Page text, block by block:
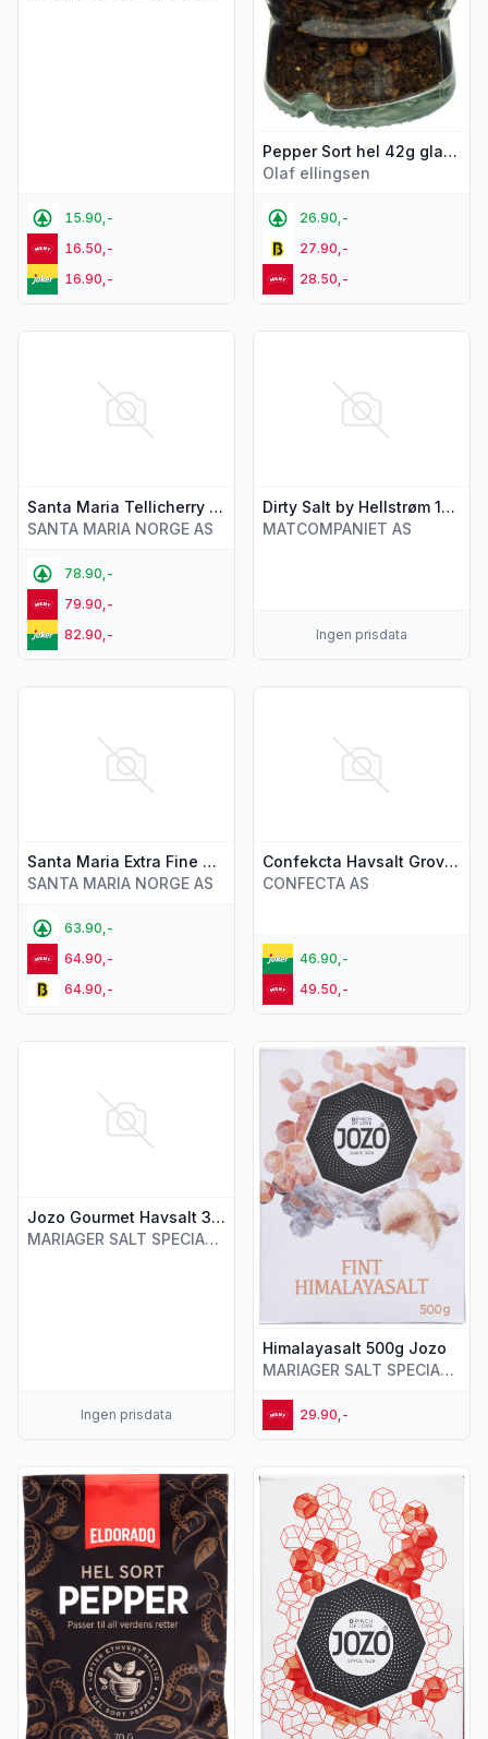
15.90,-
16.50,-
16.90,-
Pepper Sort hel 42g glass Hindu
Olaf ellingsen
26.90,-
27.90,-
28.50,-
Santa Maria Tellicherry Pepper 70g
SANTA MARIA NORGE AS
78.90,-
79.90,-
82.90,-
Dirty Salt by Hellstrøm 120 g
MATCOMPANIET AS
Ingen prisdata
Santa Maria Extra Fine Selection Rock Salt 140g
SANTA MARIA NORGE AS
63.90,-
64.90,-
64.90,-
Confekcta Havsalt Grovt 700g
CONFECTA AS
46.90,-
49.50,-
Jozo Gourmet Havsalt 300g
MARIAGER SALT SPECIALTIES
Ingen prisdata
Vis flere detaljer for produktet "Jozo Gourmet Havsalt
Himalayasalt 500g Jozo
MARIAGER SALT SPECIALTIES
29.90,-
Vis flere detaljer for
Vis flere detaljer for produktet "Pepper Sort hel Refill 70g
Vis flere detaljer for